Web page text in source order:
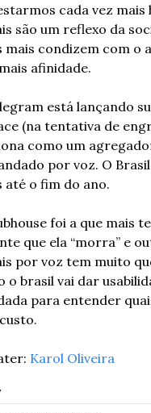
cada vez
são um reflexo da
mais condizem com o
afinidade.
está lançando
(na tentativa de
como um
por voz. O
até o fim do ano.
foi a que mais
que ela “morra” e
por voz tem muito
o brasil vai dar
para entender
Karol Oliveira